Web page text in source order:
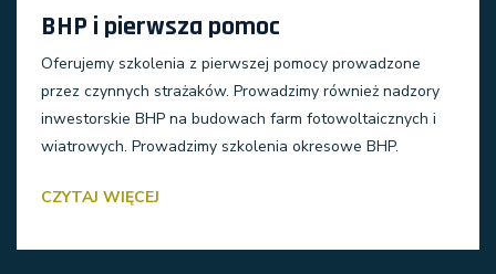
BHP i pierwsza pomoc
Oferujemy szkolenia z pierwszej pomocy prowadzone
przez czynnych strażaków. Prowadzimy również nadzory
inwestorskie BHP na budowach farm fotowoltaicznych i
wiatrowych. Prowadzimy szkolenia okresowe BHP.
CZYTAJ WIĘCEJ